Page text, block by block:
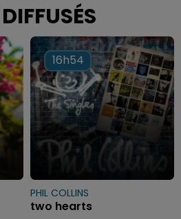
16h54
16h54
PHIL COLLINS
two hearts